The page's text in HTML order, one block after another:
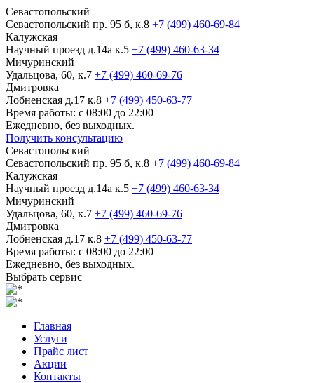
Севастопольский
Севастопольский пр. 95 б, к.8 +7 (499) 460-69-84
Калужская
Научный проезд д.14а к.5 +7 (499) 460-63-34
Мичуринский
Удальцова, 60, к.7 +7 (499) 460-69-76
Дмитровка
Лобненская д.17 к.8 +7 (499) 450-63-77
Время работы: с 08:00 до 22:00
Ежедневно, без выходных.
Получить консультацию
Севастопольский
Севастопольский пр. 95 б, к.8 +7 (499) 460-69-84
Калужская
Научный проезд д.14а к.5 +7 (499) 460-63-34
Мичуринский
Удальцова, 60, к.7 +7 (499) 460-69-76
Дмитровка
Лобненская д.17 к.8 +7 (499) 450-63-77
Время работы: с 08:00 до 22:00
Ежедневно, без выходных.
Выбрать сервис
Главная
Услуги
Прайс лист
Акции
Контакты